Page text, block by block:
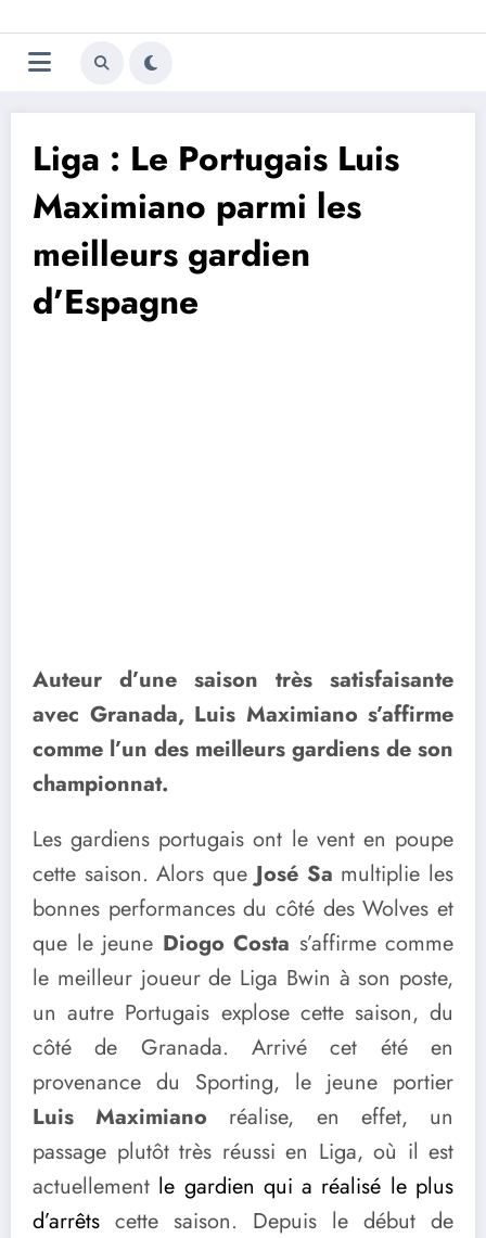
au
contenu
Trivela
L'actualité du football
Liga : Le Portugais Luis
Maximiano parmi les
meilleurs gardien
d’Espagne
Auteur d’une saison très satisfaisante
avec Granada, Luis Maximiano s’affirme
comme l’un des meilleurs gardiens de son
championnat.
Les gardiens portugais ont le vent en poupe
cette saison. Alors queJosé Sa multiplie les
bonnes performances du côté des Wolves et
que le jeune Diogo Costa s’affirme comme
le meilleur joueur de Liga Bwin à son poste,
un autre Portugais explose cette saison, du
côté de Granada. Arrivé cet été en
provenance du Sporting, le jeune portier
Luis Maximiano réalise, en effet, un
passage plutôt très réussi en Liga, où il est
actuellement le gardien qui a réalisé le plus
d’arrêts cette saison. Depuis le début de